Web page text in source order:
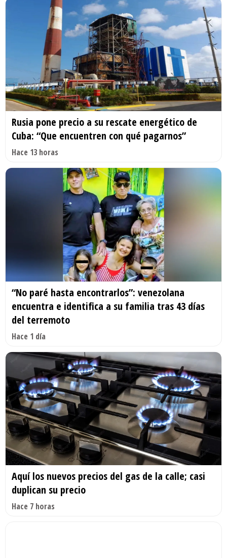
Rusia pone precio a su rescate energético de
Cuba: “Que encuentren con qué pagarnos”
Hace 13 horas
“No paré hasta encontrarlos”: venezolana
encuentra e identifica a su familia tras 43 días
del terremoto
Hace 1 día
Aquí los nuevos precios del gas de la calle; casi
duplican su precio
Hace 7 horas